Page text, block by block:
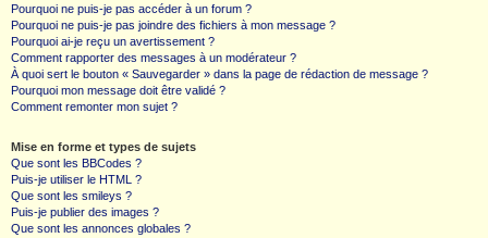
Pourquoi ne puis-je pas accéder à un forum ?
Pourquoi ne puis-je pas joindre des fichiers à mon message ?
Pourquoi ai-je reçu un avertissement ?
Comment rapporter des messages à un modérateur ?
À quoi sert le bouton « Sauvegarder » dans la page de rédaction de message ?
Pourquoi mon message doit être validé ?
Comment remonter mon sujet ?
Mise en forme et types de sujets
Que sont les BBCodes ?
Puis-je utiliser le HTML ?
Que sont les smileys ?
Puis-je publier des images ?
Que sont les annonces globales ?